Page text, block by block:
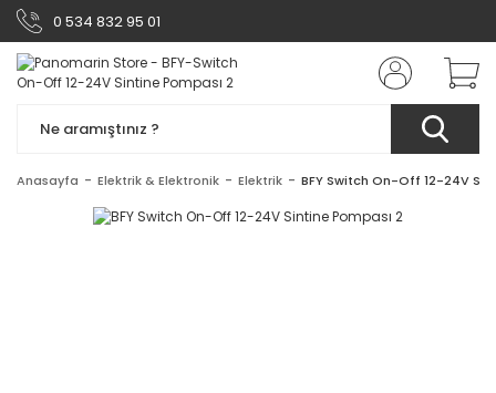
0 534 832 95 01
Anasayfa Elektrik & Elektronik Elektrik BFY Switch On-Off 12-24V